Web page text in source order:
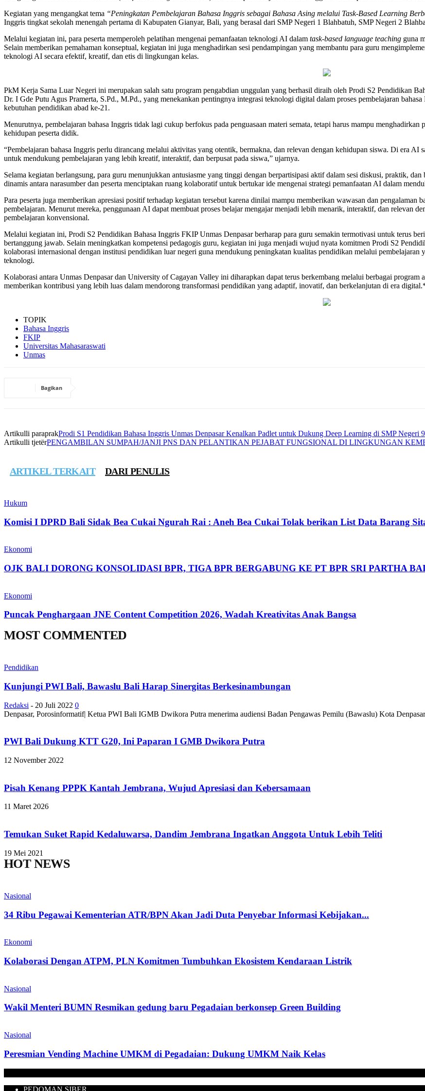
Kegiatan yang mengangkat tema “Peningkatan Pembelajaran Bahasa Inggris sebagai Bahasa Asing melalui Task-Based Learning
Inggris tingkat sekolah menengah pertama di Kabupaten Gianyar, Bali, yang berasal dari SMP Negeri 1 Blahbatuh, SMP Negeri 2
Melalui kegiatan ini, para peserta memperoleh pelatihan mengenai pemanfaatan teknologi AI dalam task-based language teaching guna
Selain memberikan pemahaman konseptual, kegiatan ini juga menghadirkan sesi pendampingan yang membantu para guru
teknologi AI secara efektif, kreatif, dan etis di lingkungan kelas.
PkM Kerja Sama Luar Negeri ini merupakan salah satu program pengabdian unggulan yang berhasil diraih oleh Prodi S2 Pendidikan
Dr. I Gde Putu Agus Pramerta, S.Pd., M.Pd., yang menekankan pentingnya integrasi teknologi digital dalam proses pembelajaran
kebutuhan pendidikan abad ke-21.
Menurutnya, pembelajaran bahasa Inggris tidak lagi cukup berfokus pada penguasaan materi semata, tetapi harus mampu
kehidupan peserta didik.
“Pembelajaran bahasa Inggris perlu dirancang melalui aktivitas yang otentik, bermakna, dan relevan dengan kehidupan siswa. Di era AI
untuk mendukung pembelajaran yang lebih kreatif, interaktif, dan berpusat pada siswa,” ujarnya.
Selama kegiatan berlangsung, para guru menunjukkan antusiasme yang tinggi dengan berpartisipasi aktif dalam sesi diskusi, praktik,
dinamis antara narasumber dan peserta menciptakan ruang kolaboratif untuk bertukar ide mengenai strategi pemanfaatan AI dalam
Para peserta juga memberikan apresiasi positif terhadap kegiatan tersebut karena dinilai mampu memberikan wawasan dan
pembelajaran. Menurut mereka, penggunaan AI dapat membuat proses belajar mengajar menjadi lebih menarik, interaktif, dan relevan
pembelajaran konvensional.
Melalui kegiatan ini, Prodi S2 Pendidikan Bahasa Inggris FKIP Unmas Denpasar berharap para guru semakin termotivasi untuk terus
bertanggung jawab. Selain meningkatkan kompetensi pedagogis guru, kegiatan ini juga menjadi wujud nyata komitmen Prodi S2
kolaborasi internasional dengan institusi pendidikan luar negeri guna mendukung peningkatan kualitas pendidikan melalui pembelajaran
teknologi.
Kolaborasi antara Unmas Denpasar dan University of Cagayan Valley ini diharapkan dapat terus berkembang melalui berbagai program
memberikan kontribusi yang lebih luas dalam mendorong transformasi pendidikan yang adaptif, inovatif, dan berkelanjutan di era
TOPIK
Bahasa Inggris
FKIP
Universitas Mahasaraswati
Unmas
Bagikan
Artikulli paraprakProdi S1 Pendidikan Bahasa Inggris Unmas Denpasar Kenalkan Padlet untuk Dukung Deep Learning di SMP Negeri
Artikulli tjetërPENGAMBILAN SUMPAH/JANJI PNS DAN PELANTIKAN PEJABAT FUNGSIONAL DI LINGKUNGAN
ARTIKEL TERKAIT DARI PENULIS
Hukum
Komisi I DPRD Bali Sidak Bea Cukai Ngurah Rai : Aneh Bea Cukai Tolak berikan List Data Barang
Ekonomi
OJK BALI DORONG KONSOLIDASI BPR, TIGA BPR BERGABUNG KE PT BPR SRI PARTHA
Ekonomi
Puncak Penghargaan JNE Content Competition 2026, Wadah Kreativitas Anak Bangsa
MOST COMMENTED
Pendidikan
Kunjungi PWI Bali, Bawaslu Bali Harap Sinergitas Berkesinambungan
Redaksi - 20 Juli 2022 0
Denpasar, Porosinformatif| Ketua PWI Bali IGMB Dwikora Putra menerima audiensi Badan Pengawas Pemilu (Bawaslu) Kota
PWI Bali Dukung KTT G20, Ini Paparan I GMB Dwikora Putra
12 November 2022
Pisah Kenang PPPK Kantah Jembrana, Wujud Apresiasi dan Kebersamaan
11 Maret 2026
Temukan Suket Rapid Kedaluwarsa, Dandim Jembrana Ingatkan Anggota Untuk Lebih Teliti
19 Mei 2021
HOT NEWS
Nasional
34 Ribu Pegawai Kementerian ATR/BPN Akan Jadi Duta Penyebar Informasi Kebijakan...
Ekonomi
Kolaborasi Dengan ATPM, PLN Komitmen Tumbuhkan Ekosistem Kendaraan Listrik
Nasional
Wakil Menteri BUMN Resmikan gedung baru Pegadaian berkonsep Green Building
Nasional
Peresmian Vending Machine UMKM di Pegadaian: Dukung UMKM Naik Kelas
PEDOMAN SIBER